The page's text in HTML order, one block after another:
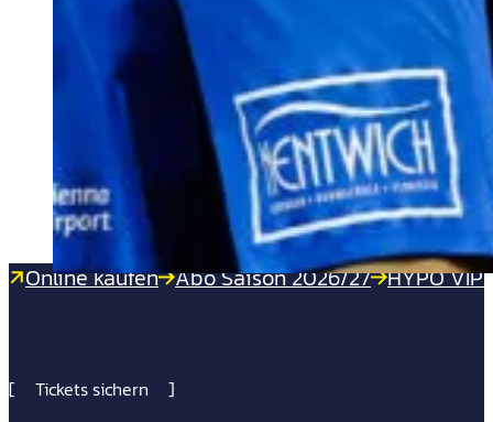
Online kaufen Abo Saison 2026/27 HYPO VIP
Tickets sichern